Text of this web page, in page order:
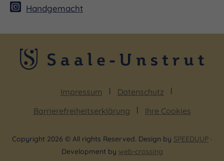
Handgemacht
Impressum
Datenschutz
Barrierefreiheitserklärung
Ihre Cookies
Copyright 2026 © All rights Reserved. Design by SPEEDUUP ·
Development by web-crossing